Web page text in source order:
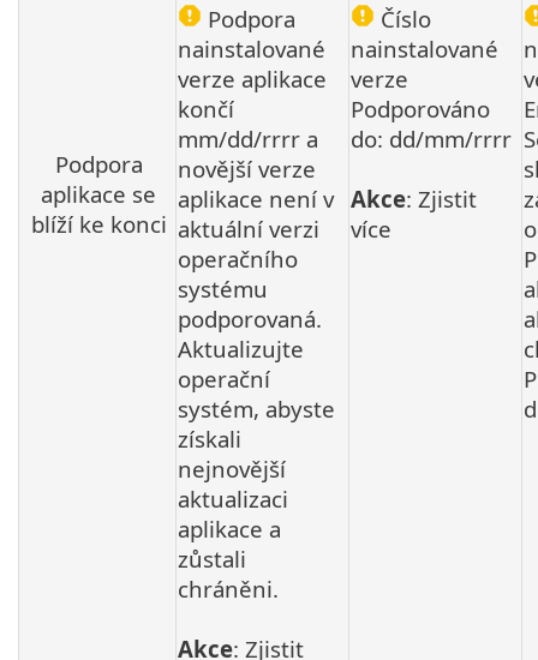
Podpora
aplikace se
blíží ke konci
Podpora
nainstalované
verze aplikace
končí
mm/dd/rrrr a
novější verze
aplikace není v
aktuální verzi
operačního
systému
podporovaná.
Aktualizujte
operační
systém, abyste
získali
nejnovější
aktualizaci
aplikace a
zůstali
chráněni.
Akce: Zjistit
Číslo
nainstalované
verze
Podporováno
do: dd/mm/rrrr
Akce: Zjistit
více